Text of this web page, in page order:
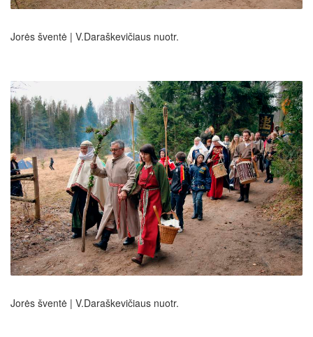
Jorės šventė | V.Daraškevičiaus nuotr.
Jorės šventė | V.Daraškevičiaus nuotr.